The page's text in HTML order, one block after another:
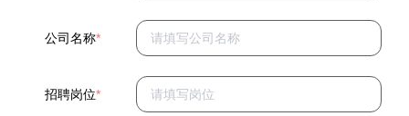
公司名称*
招聘岗位*